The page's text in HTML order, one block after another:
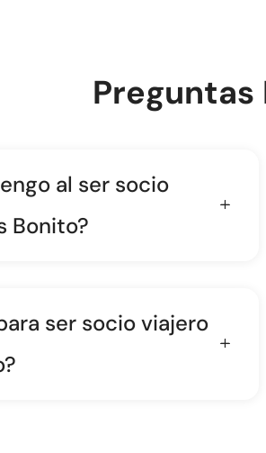
al ser socio
Bonito?
ser socio viajero